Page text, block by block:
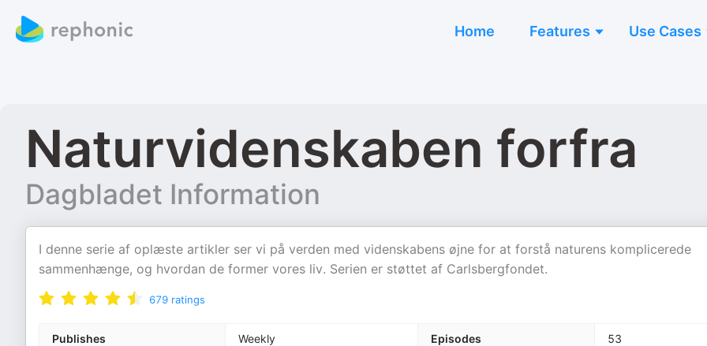
Home Features Use Cases
Naturvidenskaben forfra
Dagbladet Information
I denne serie af oplæste artikler ser vi på verden med videnskabens øjne for at forstå naturens komplicerede
sammenhænge, og hvordan de former vores liv. Serien er støttet af Carlsbergfondet.
679 ratings
Publishes Weekly Episodes 53